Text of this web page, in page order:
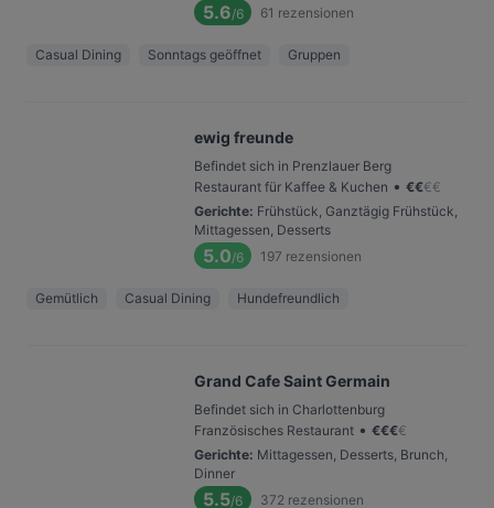
5.6/6 61 rezensionen
Casual Dining Sonntags geöffnet Gruppen
ewig freunde
Befindet sich in Prenzlauer Berg
Restaurant für Kaffee & Kuchen • €€€€
Gerichte: Frühstück, Ganztägig Frühstück,
Mittagessen, Desserts
5.0/6 197 rezensionen
Gemütlich Casual Dining Hundefreundlich
Grand Cafe Saint Germain
Befindet sich in Charlottenburg
Französisches Restaurant • €€€€
Gerichte: Mittagessen, Desserts, Brunch,
Dinner
5.5/6 372 rezensionen